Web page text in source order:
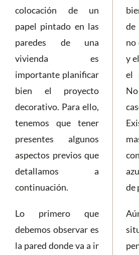
colocación de un
papel pintado en las
paredes de una
vivienda es
importante planificar
bien el proyecto
decorativo. Para ello,
tenemos que tener
presentes algunos
aspectos previos que
detallamos a
continuación.
Lo primero que
debemos observar es
la pared donde va a ir
de
no
y
el
de